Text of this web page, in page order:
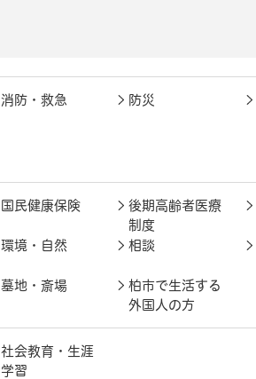
消防・救急 防災
国民健康保険
後期高齢者医療
制度
環境・自然 相談
墓地・斎場
柏市で生活する
外国人の方
社会教育・生涯
学習